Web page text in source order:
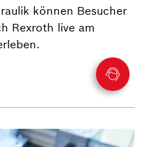
können Besucher
Rexroth live am